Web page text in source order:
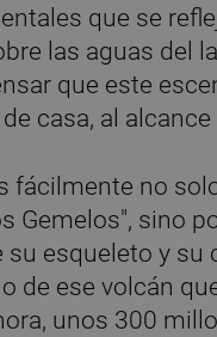
que se
las aguas del
que este
casa, al
fácilmente no
Gemelos", sino
su esqueleto y su
de ese volcán
unos 300